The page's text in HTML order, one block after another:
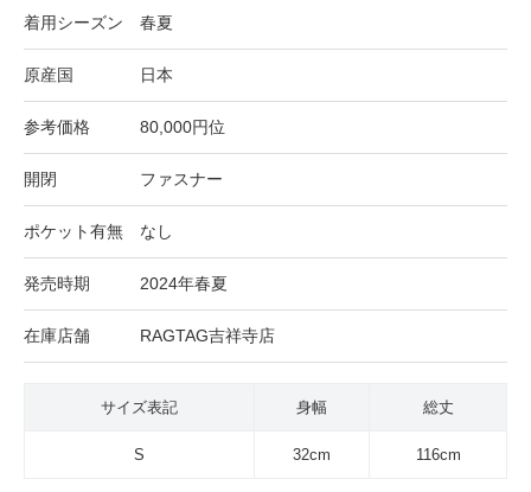
着用シーズン 春夏
原産国 日本
参考価格 80,000円位
開閉 ファスナー
ポケット有無 なし
発売時期 2024年春夏
在庫店舗 RAGTAG吉祥寺店
サイズ表記 身幅 総丈
S 32cm 116cm